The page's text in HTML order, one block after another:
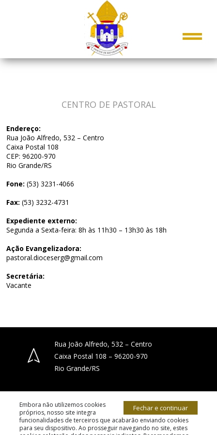
CENTRO DE PASTORAL
Endereço:
Rua João Alfredo, 532 – Centro
Caixa Postal 108
CEP: 96200-970
Rio Grande/RS
Fone:(53) 3231-4066
Fax:(53) 3232-4731
Expediente externo:
Segunda a Sexta-feira: 8h às 11h30 – 13h30 às 18h
Ação Evangelizadora:
pastoral.dioceserg@gmail.com
Secretária:
Vacante
Rua João Alfredo, 532 – Centro
Caixa Postal 108 – 96200-970
Rio Grande/RS
diocese.riogrande@gmail.com
Fechar e continuar
Embora não utilizemos cookies
próprios, nosso site integra
funcionalidades de terceiros que acabarão enviando cookies
para seu dispositivo. Ao prosseguir navegando no site, estes